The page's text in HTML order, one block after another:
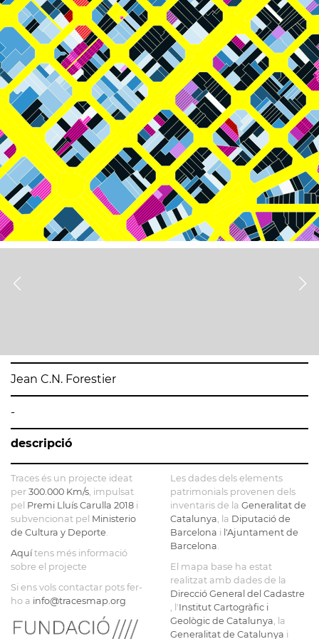
Jean C.N. Forestier
-
descripció
Traces és un projecte ideat
per 300.000 Km/s , impulsat
pel Premi Lluís Carulla 2018 i
subvencionat pel Ministerio
de Cultura y Deporte
Aquítens més informació
sobre el projecte
Si ens vols contactar pots fer-
ho a info@tracesmap.org
Les dades dels elements
patrimonials provenen dels
inventaris de la Generalitat de
Catalunya , la Diputació de
Barcelona i l'Ajuntament de
Barcelona
El mapa base ha estat
realitzat amb dades de la
Direcció General del Cadastre
, l'Institut Cartogràfic i
Geològic de Catalunya , la
Generalitat de Catalunya i